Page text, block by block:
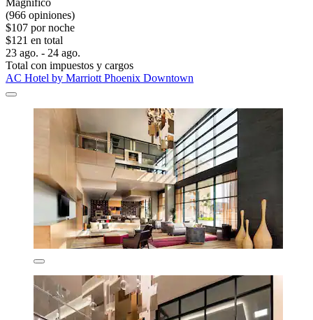
Magnífico
(966 opiniones)
$107 por noche
$121 en total
23 ago. - 24 ago.
Total con impuestos y cargos
AC Hotel by Marriott Phoenix Downtown